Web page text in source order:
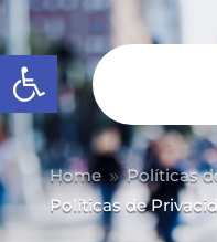
Abrir barra de
Home 9 Políticas
Políticas de